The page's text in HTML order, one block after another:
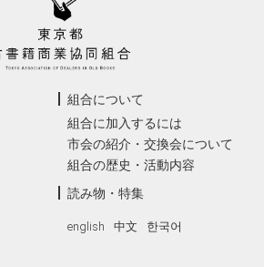
組合について
組合に加入するには
市会の紹介・交換会について
組合の歴史・活動内容
読み物・特集
english 中文 한국어